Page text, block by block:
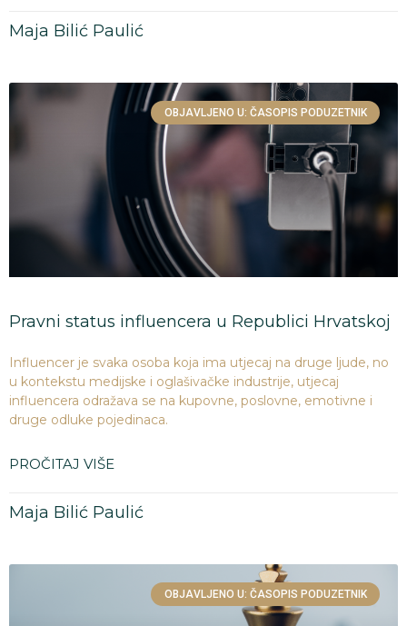
Maja Bilić Paulić
OBJAVLJENO U: ČASOPIS PODUZETNIK
Pravni status influencera u Republici Hrvatskoj
Influencer je svaka osoba koja ima utjecaj na druge ljude, no
u kontekstu medijske i oglašivačke industrije, utjecaj
influencera odražava se na kupovne, poslovne, emotivne i
druge odluke pojedinaca.
PROČITAJ VIŠE
Maja Bilić Paulić
OBJAVLJENO U: ČASOPIS PODUZETNIK